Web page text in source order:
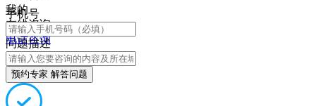
我的
在线咨询
电话咨询
手机号
问题描述
预约专家 解答问题